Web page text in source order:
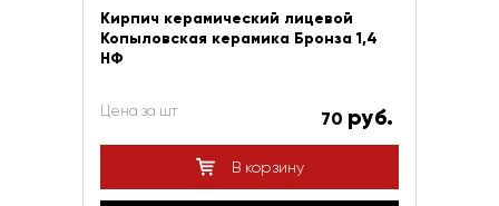
Кирпич керамический лицевой
Копыловская керамика Бронза 1,4
НФ
Цена за шт 70 руб.
В корзину